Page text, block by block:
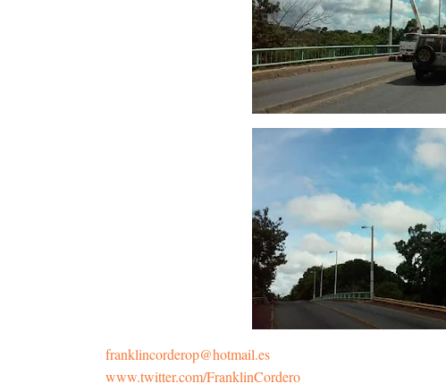
franklincorderop@hotmail.es
www.twitter.com/FranklinCordero